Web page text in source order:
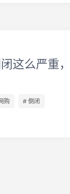
这么严重
购 # 倒闭